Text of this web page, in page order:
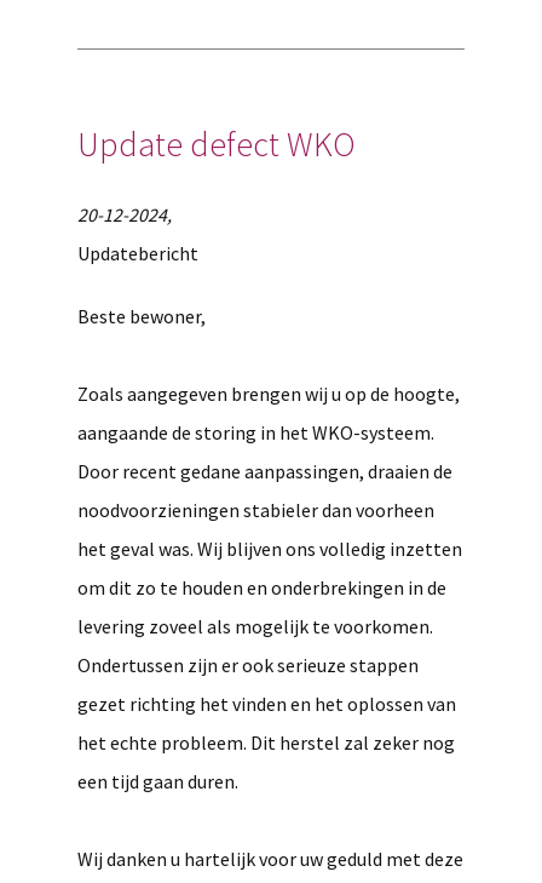
Update defect WKO
20-12-2024,
Updatebericht
Beste bewoner,
Zoals aangegeven brengen wij u op de hoogte,
aangaande de storing in het WKO-systeem.
Door recent gedane aanpassingen, draaien de
noodvoorzieningen stabieler dan voorheen
het geval was. Wij blijven ons volledig inzetten
om dit zo te houden en onderbrekingen in de
levering zoveel als mogelijk te voorkomen.
Ondertussen zijn erookserieuze stappen
gezet richting het vinden en het oplossen van
het echte probleem. Dit herstel zal zeker nog
een tijd gaan duren.
Wij danken u hartelijk voor uw geduld met deze